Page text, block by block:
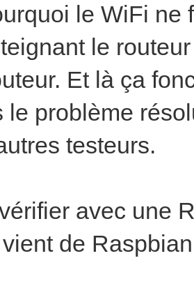
le WiFi ne
le
Et là ça
le problème
testeurs.
avec une
de